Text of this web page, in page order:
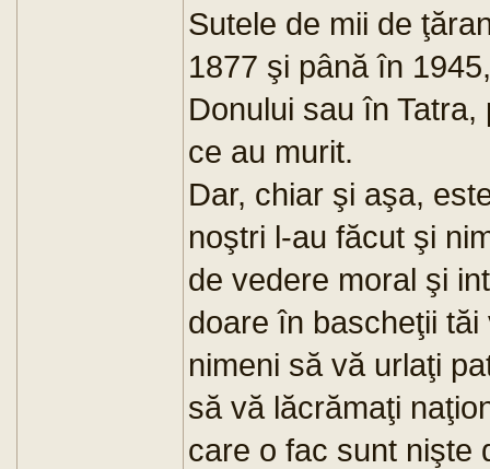
Sutele de mii de
1877 şi până în
Donului sau în
ce au murit.
Dar, chiar şi aşa,
noştri l-au făcut şi
de vedere moral şi
doare în bascheţii
nimeni să vă urlaţi
să vă lăcrămaţi
care o fac sunt nişte